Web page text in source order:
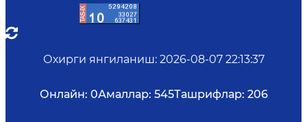
Охирги янгиланиш: 2026-08-07 22:13:37
Онлайн: 0Амаллар: 545Ташрифлар: 206